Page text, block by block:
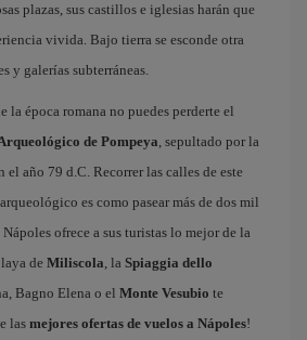
plazas, sus castillos e iglesias harán que
vivida. Bajo tierra se esconde otra
y galerías subterráneas.
la época romana no puedes perderte el
de Pompeya, sepultado por la
año 79 d.C. Recorrer las calles de este
es como pasear más de dos mil
ofrece a sus turistas lo mejor de la
de Miliscola, la Spiaggia dello
Bagno Elena o el Monte Vesubio te
las mejores ofertas de vuelos a Nápoles!